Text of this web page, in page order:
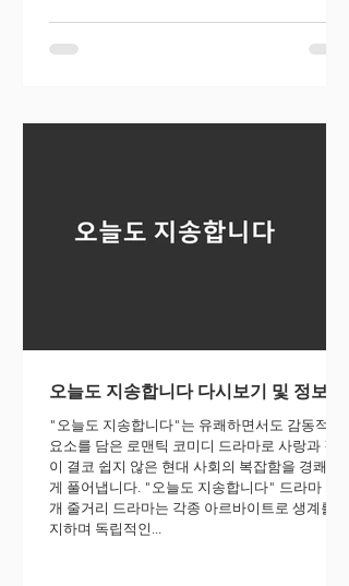
오늘도 지송합니다 다시보기 및 정보
"오늘도 지송합니다"는 유쾌하면서도 감동적인
요소를 담은 로맨틱 코미디 드라마로 사랑과 결혼
이 결코 쉽지 않은 현대 사회의 복잡함을 경쾌하
게 풀어냅니다. "오늘도 지송합니다" 드라마 소
개 줄거리 드라마는 각종 아르바이트로 생계를 유
지하며 독립적인...